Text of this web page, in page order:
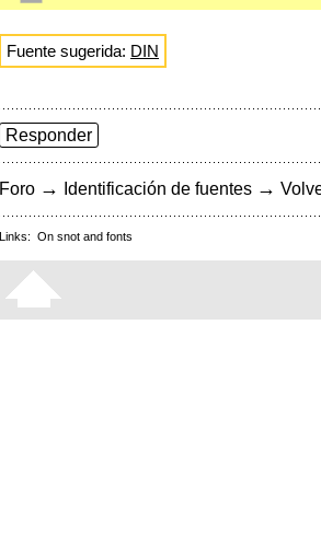
Fuente sugerida: DIN
Responder
Foro → Identificación de fuentes →
Links: On snot and fonts